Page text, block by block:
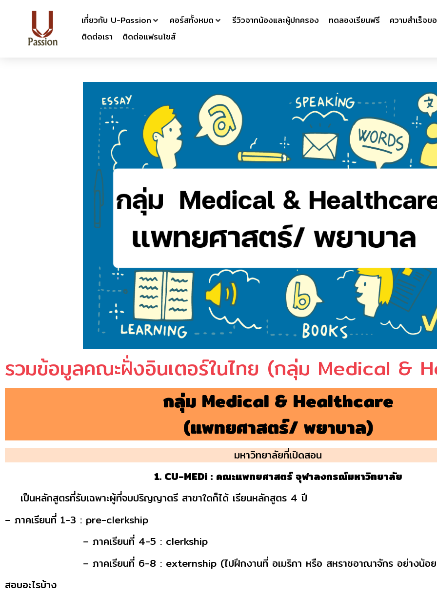
เกี่ยวกับ U-Passion คอร์สทั้งหมด รีวิวจากน้องและผู้ปกครอง ทดลองเรียนฟรี ความสำเร็จข
ติดต่อเรา
ติดต่อเเฟรนไชส์
รวมข้อมูลคณะฝั่งอินเตอร์ในไทย (กลุ่ม Medical &
กลุ่ม Medical & Healthcare
(แพทยศาสตร์/ พยาบาล)
มหาวิทยาลัยที่เปิดสอน
1. CU-MEDi : คณะแพทยศาสตร์ จุฬาลงกรณ์มหาวิทยาลัย
เป็นหลักสูตรที่รับเฉพาะผู้ที่จบปริญญาตรี สาขาใดก็ได้ เรียนหลักสูตร 4 ปี
– ภาคเรียนที่ 1-3 : pre-clerkship
– ภาคเรียนที่ 4-5 : clerkship
– ภาคเรียนที่ 6-8 : externship (ไปฝึกงานที่ อเมริกา หรือ สหราชอาณาจักร อย่างน้อย
สอบอะไรบ้าง